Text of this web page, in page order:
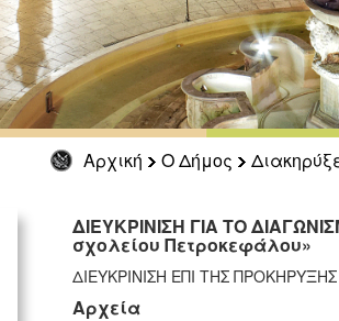
Αρχική Ο Δήμος
ΔΙΕΥΚΡΙΝΙΣΗ ΓΙΑ ΤΟ
σχολείου Πετροκεφάλου»
ΔΙΕΥΚΡΙΝΙΣΗ ΕΠΙ ΤΗΣ
Αρχεία